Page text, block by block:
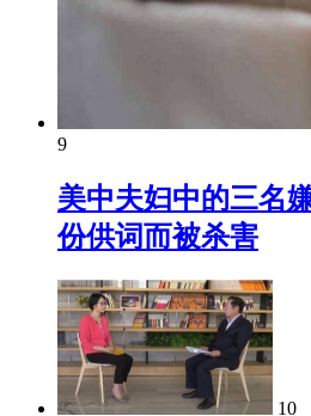
9
美中夫妇中的三名
份供词而被杀害
10